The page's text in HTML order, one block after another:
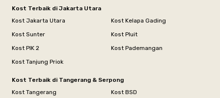
Kost Terbaik di Jakarta Utara
Kost Jakarta Utara
Kost Kelapa Gading
Kost Sunter
Kost Pluit
Kost PIK 2
Kost Pademangan
Kost Tanjung Priok
Kost Terbaik di Tangerang & Serpong
Kost Tangerang
Kost BSD